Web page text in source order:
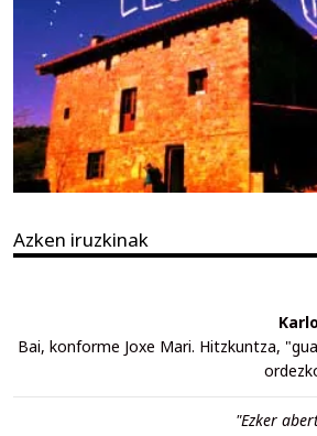
Azken iruzkinak
Bai, konforme Joxe Mari. Hitzkuntza,
"Ezker